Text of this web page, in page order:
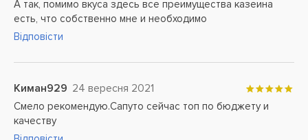
А так, помимо вкуса здесь все преимущества казеина
есть, что собственно мне и необходимо
Відповісти
Киман929 24 вересня 2021
Смело рекомендую.Сапуто сейчас топ по бюджету и
качеству